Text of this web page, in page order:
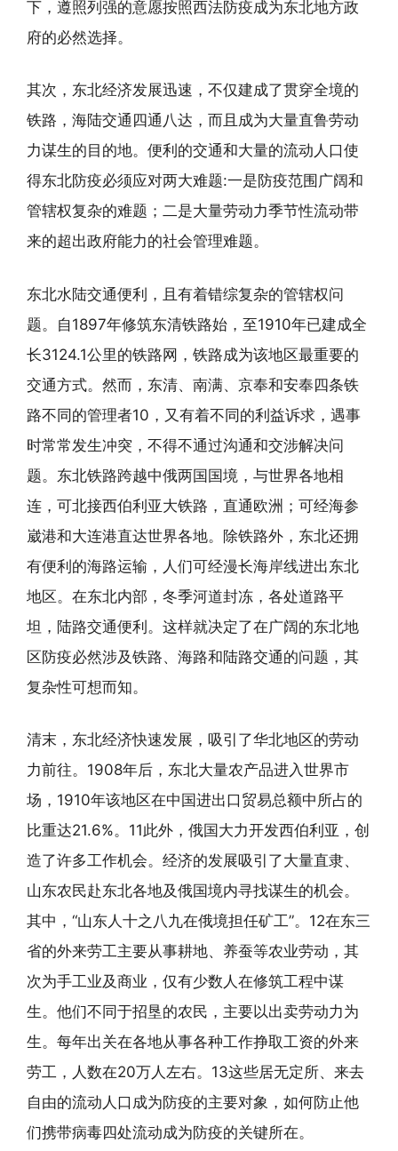
下，遵照列强的意愿按照西法防疫成为东北地方政
府的必然选择。
其次，东北经济发展迅速，不仅建成了贯穿全境的
铁路，海陆交通四通八达，而且成为大量直鲁劳动
力谋生的目的地。便利的交通和大量的流动人口使
得东北防疫必须应对两大难题:一是防疫范围广阔和
管辖权复杂的难题；二是大量劳动力季节性流动带
来的超出政府能力的社会管理难题。
东北水陆交通便利，且有着错综复杂的管辖权问
题。自1897年修筑东清铁路始，至1910年已建成全
长3124.1公里的铁路网，铁路成为该地区最重要的
交通方式。然而，东清、南满、京奉和安奉四条铁
路不同的管理者10，又有着不同的利益诉求，遇事
时常常发生冲突，不得不通过沟通和交涉解决问
题。东北铁路跨越中俄两国国境，与世界各地相
连，可北接西伯利亚大铁路，直通欧洲；可经海参
崴港和大连港直达世界各地。除铁路外，东北还拥
有便利的海路运输，人们可经漫长海岸线进出东北
地区。在东北内部，冬季河道封冻，各处道路平
坦，陆路交通便利。这样就决定了在广阔的东北地
区防疫必然涉及铁路、海路和陆路交通的问题，其
复杂性可想而知。
清末，东北经济快速发展，吸引了华北地区的劳动
力前往。1908年后，东北大量农产品进入世界市
场，1910年该地区在中国进出口贸易总额中所占的
比重达21.6%。11此外，俄国大力开发西伯利亚，创
造了许多工作机会。经济的发展吸引了大量直隶、
山东农民赴东北各地及俄国境内寻找谋生的机会。
其中，“山东人十之八九在俄境担任矿工”。12在东三
省的外来劳工主要从事耕地、养蚕等农业劳动，其
次为手工业及商业，仅有少数人在修筑工程中谋
生。他们不同于招垦的农民，主要以出卖劳动力为
生。每年出关在各地从事各种工作挣取工资的外来
劳工，人数在20万人左右。13这些居无定所、来去
自由的流动人口成为防疫的主要对象，如何防止他
们携带病毒四处流动成为防疫的关键所在。